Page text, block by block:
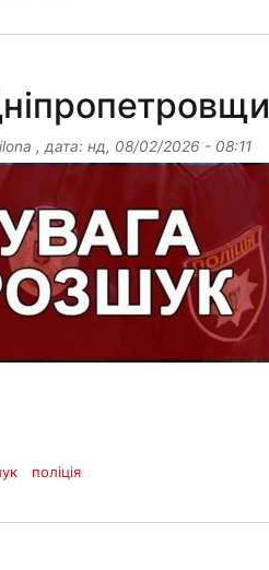
ilona , дата: нд, 08/02/2026 - 08:11
поліція